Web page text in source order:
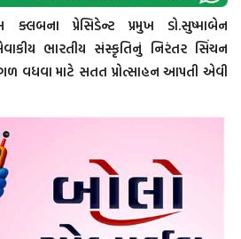
ક્લબના પ્રેસિડેન્ટ પ્રમુખ ડો.સુષ્માબેન
ભારતીય સંસ્કૃતિનું નિરંતર સિંચન
વધવા માટે સતત પ્રોત્સાહન આપતી એવી